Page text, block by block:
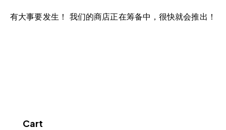
有大事要发生！ 我们的商店正在筹备中，很快就会推出！
Cart